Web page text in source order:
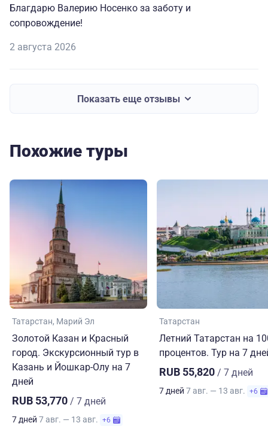
Благдарю Валерию Носенко за заботу и
сопровождение!
2 августа 2026
Показать еще отзывы
Похожие туры
Татарстан Марий Эл
Золотой Казан и Красный
город. Экскурсионный тур в
Казань и Йошкар-Олу на 7
дней
RUB 53,770 / 7 дней
7 дней 7 авг. — 13 авг. +6
Татарстан
Летний Татарстан на
процентов. Тур на 7
RUB 55,820 / 7 дней
7 дней 7 авг. — 13 авг. +6